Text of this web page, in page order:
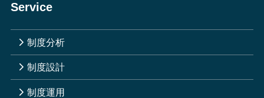
Service
制度分析
制度設計
制度運用